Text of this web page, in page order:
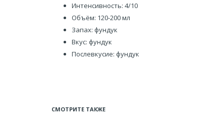
Интенсивность: 4/10
Объём: 120-200 мл
Запах: фундук
Вкус: фундук
Послевкусие: фундук
СМОТРИТЕ ТАКЖЕ